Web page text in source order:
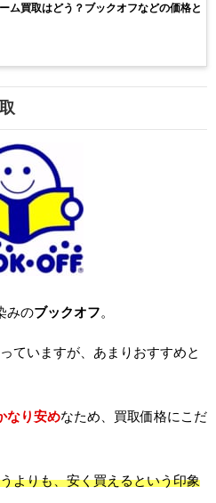
ム買取はどう？ブックオフなどの価格と
みのブックオフ 。
ていますが、あまりおすすめと
なり安めなため、買取価格にこだ
よりも、安く買えるという印象